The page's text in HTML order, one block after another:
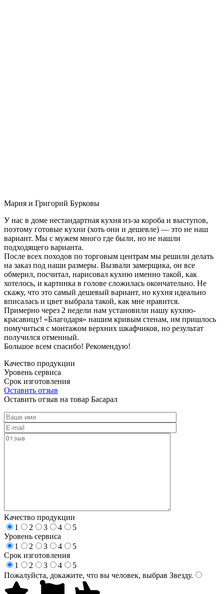
Мария и Григорий Бурковы
У нас в доме нестандартная кухня из-за короба и выступов,
поэтому готовые кухни (хоть они и дешевле) — это не наш
вариант. Мы с мужем много где были, но не нашли
подходящего варианта.
После всех походов по торговым центрам мы решили делать
на заказ под наши размеры. Вызвали замерщика, он все
обмерил, посчитал, нарисовал кухню именно такой, как
хотелось, и картинка в голове сложилась окончательно. Не
скажу, что это самый дешевый вариант, но кухня идеально
вписалась и цвет выбрала такой, как мне нравится.
Примерно через 2 недели нам установили нашу кухню-
красавицу! «Благодаря» нашим кривым стенам, им пришлось
помучиться с монтажом верхних шкафчиков, но результат
получился отменный.
Большое всем спасибо! Рекомендую!
Качество продукции
Уровень сервиса
Срок изготовления
Оставить отзыв
Оставить отзыв на товар Басарал
Качество продукции
1
2 3 4
5
Уровень сервиса
1
2 3 4
5
Срок изготовления
1
2 3 4
5
Пожалуйста, докажите, что вы человек, выбрав Звезду.